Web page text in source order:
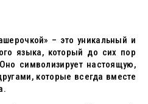
– это уникальный и
языка, который до сих пор
символизирует настоящую,
которые всегда вместе